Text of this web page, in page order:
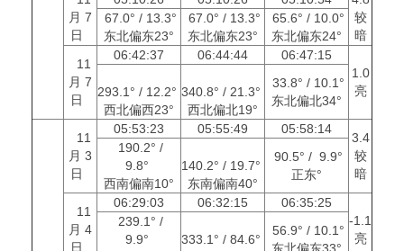
月 7
日
较
暗
67.0° / 13.3°
东北偏东23°
67.0° / 13.3°
东北偏东23°
65.6° / 10.0°
东北偏东24°
11
月 7
日
06:42:37 06:44:44
06:47:15
1.0
亮
293.1° / 12.2°
西北偏西23°
340.8° / 21.3°
西北偏北19°
33.8° / 10.1°
东北偏北34°
11
月 3
日
05:53:23 05:55:49 05:58:14
3.4
较
暗
190.2° /
9.8°
西南偏南10°
140.2° / 19.7°
东南偏南40°
90.5° / 9.9°
正东°
11
月 4
日
06:29:03 06:32:15
06:35:25
-1.1
亮
239.1° /
9.9°
333.1° / 84.6°
56.9° / 10.1°
东北偏东33°